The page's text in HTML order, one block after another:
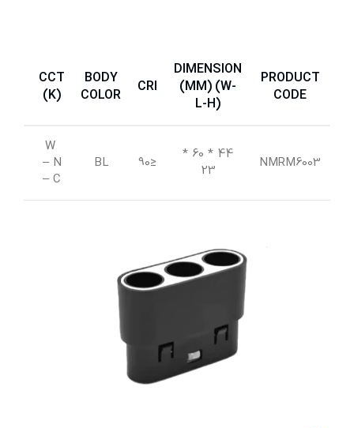
PRODUCT
CODE
DIMENSION
(MM) (W-
L-H)
CRI
BODY
COLOR
CCT
(K)
NMRM6003
44 * 60
*
23
≤90
BL
W
– N
– C